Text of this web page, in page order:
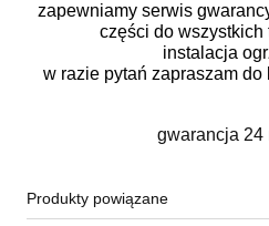
zapewniamy serwis
części do wszystkich
instalacja
w razie pytań zapraszam
gwarancja 24
Produkty powiązane